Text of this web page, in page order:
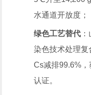
水通道开放度；
绿色工艺替代
染色技术处理
Cs减排99.6%
认证。